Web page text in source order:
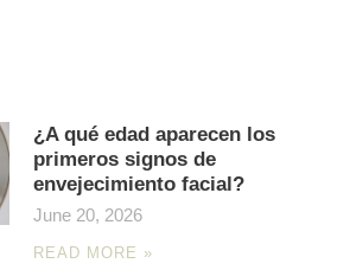
¿A qué edad aparecen los
primeros signos de
envejecimiento facial?
June 20, 2026
READ MORE »